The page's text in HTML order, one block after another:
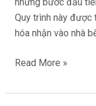
Quy trình này được
hóa nhận vào nhà
Read More »